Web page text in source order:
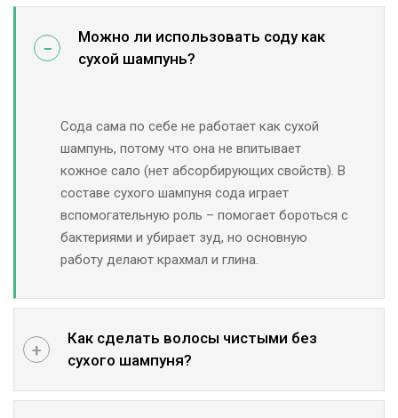
Можно ли использовать соду как
сухой шампунь?
Сода сама по себе не работает как сухой
шампунь, потому что она не впитывает
кожное сало (нет абсорбирующих свойств). В
составе сухого шампуня сода играет
вспомогательную роль – помогает бороться с
бактериями и убирает зуд, но основную
работу делают крахмал и глина.
Как сделать волосы чистыми без
сухого шампуня?